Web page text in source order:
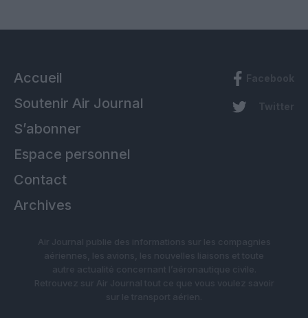
Accueil
Soutenir Air Journal
S’abonner
Espace personnel
Contact
Archives